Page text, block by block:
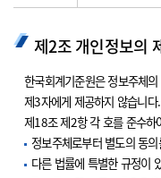
제2조 개인정보의
한국회계기준원은 정보주체
제3자에게 제공하지 않습니
제18조 제2항 각 호를 준수하
정보주체로부터 별도의 동
다른 법률에 특별한 규정이